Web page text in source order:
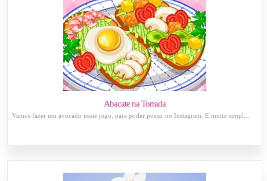
Abacate na Torrada
Vamos fazer um avocado neste jogo, para poder postar no Instagram. É muito simpl...